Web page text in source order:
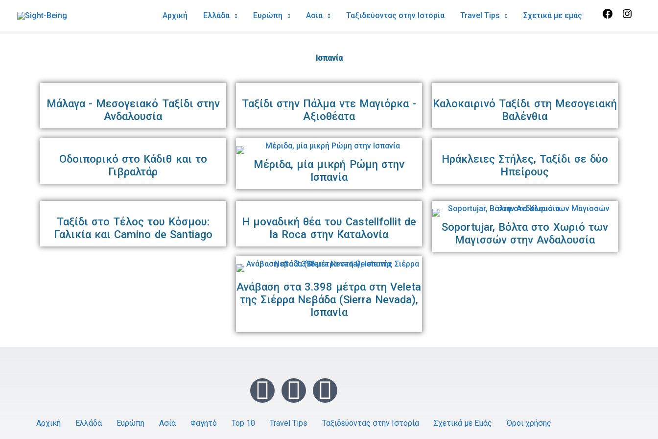
Αρχική Ελλάδα Ευρώπη Ασία Ταξιδεύοντας στην Ιστορία Travel Tips Σχετικά με εμάς
Ισπανία
Μάλαγα - Μεσογειακό Ταξίδι στην
Ανδαλουσία
Ταξίδι στην Πάλμα ντε Μαγιόρκα -
Αξιοθέατα
Καλοκαιρινό Ταξίδι στη Μεσογειακή
Βαλένθια
Οδοιπορικό στο Κάδιθ και το
Γιβραλτάρ
Μέριδα, μία μικρή Ρώμη στην
Ισπανία
Ηράκλειες Στήλες, Ταξίδι σε δύο
Ηπείρους
Ταξίδι στο Τέλος του Κόσμου:
Γαλικία και Camino de Santiago
Η μοναδική θέα του Castellfollit de
la Roca στην Καταλονία
Ανάβαση στα 3.398 μέτρα στη Veleta
της Σιέρρα Νεβάδα (Sierra Nevada),
Ισπανία
Soportujar, Βόλτα στο Χωριό των
Μαγισσών στην Ανδαλουσία
I
n
F
a
Y
o
Αρχική Ελλάδα Ευρώπη Ασία Φαγητό Top 10 Travel Tips Ταξιδεύοντας στην Ιστορία Σχετικά με Εμάς Όροι χρήσης